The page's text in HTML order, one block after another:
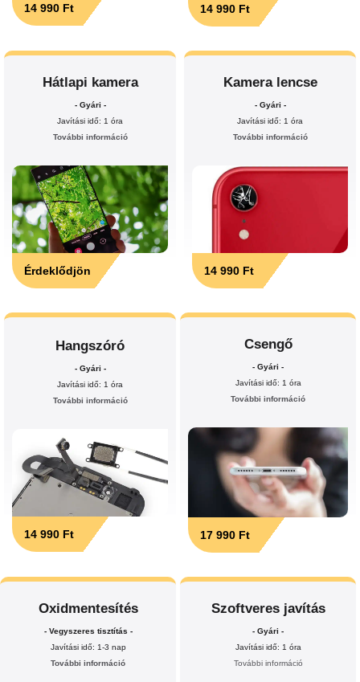
14 990 Ft 14 990 Ft
Hátlapi kamera
- Gyári -
Javítási idő: 1 óra
További információ
Érdeklődjön
Kamera lencse
- Gyári -
Javítási idő: 1 óra
További információ
14 990 Ft
Hangszóró
- Gyári -
Javítási idő: 1 óra
További információ
14 990 Ft
Csengő
- Gyári -
Javítási idő: 1 óra
További információ
17 990 Ft
Oxidmentesítés
- Vegyszeres tisztítás -
Javítási idő: 1-3 nap
További információ
Szoftveres javítás
- Gyári -
Javítási idő: 1 óra
További információ